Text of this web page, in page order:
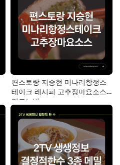
편스토랑 지승현 미나리항정스
테이크 레시피 고추장마요소스
만드는법